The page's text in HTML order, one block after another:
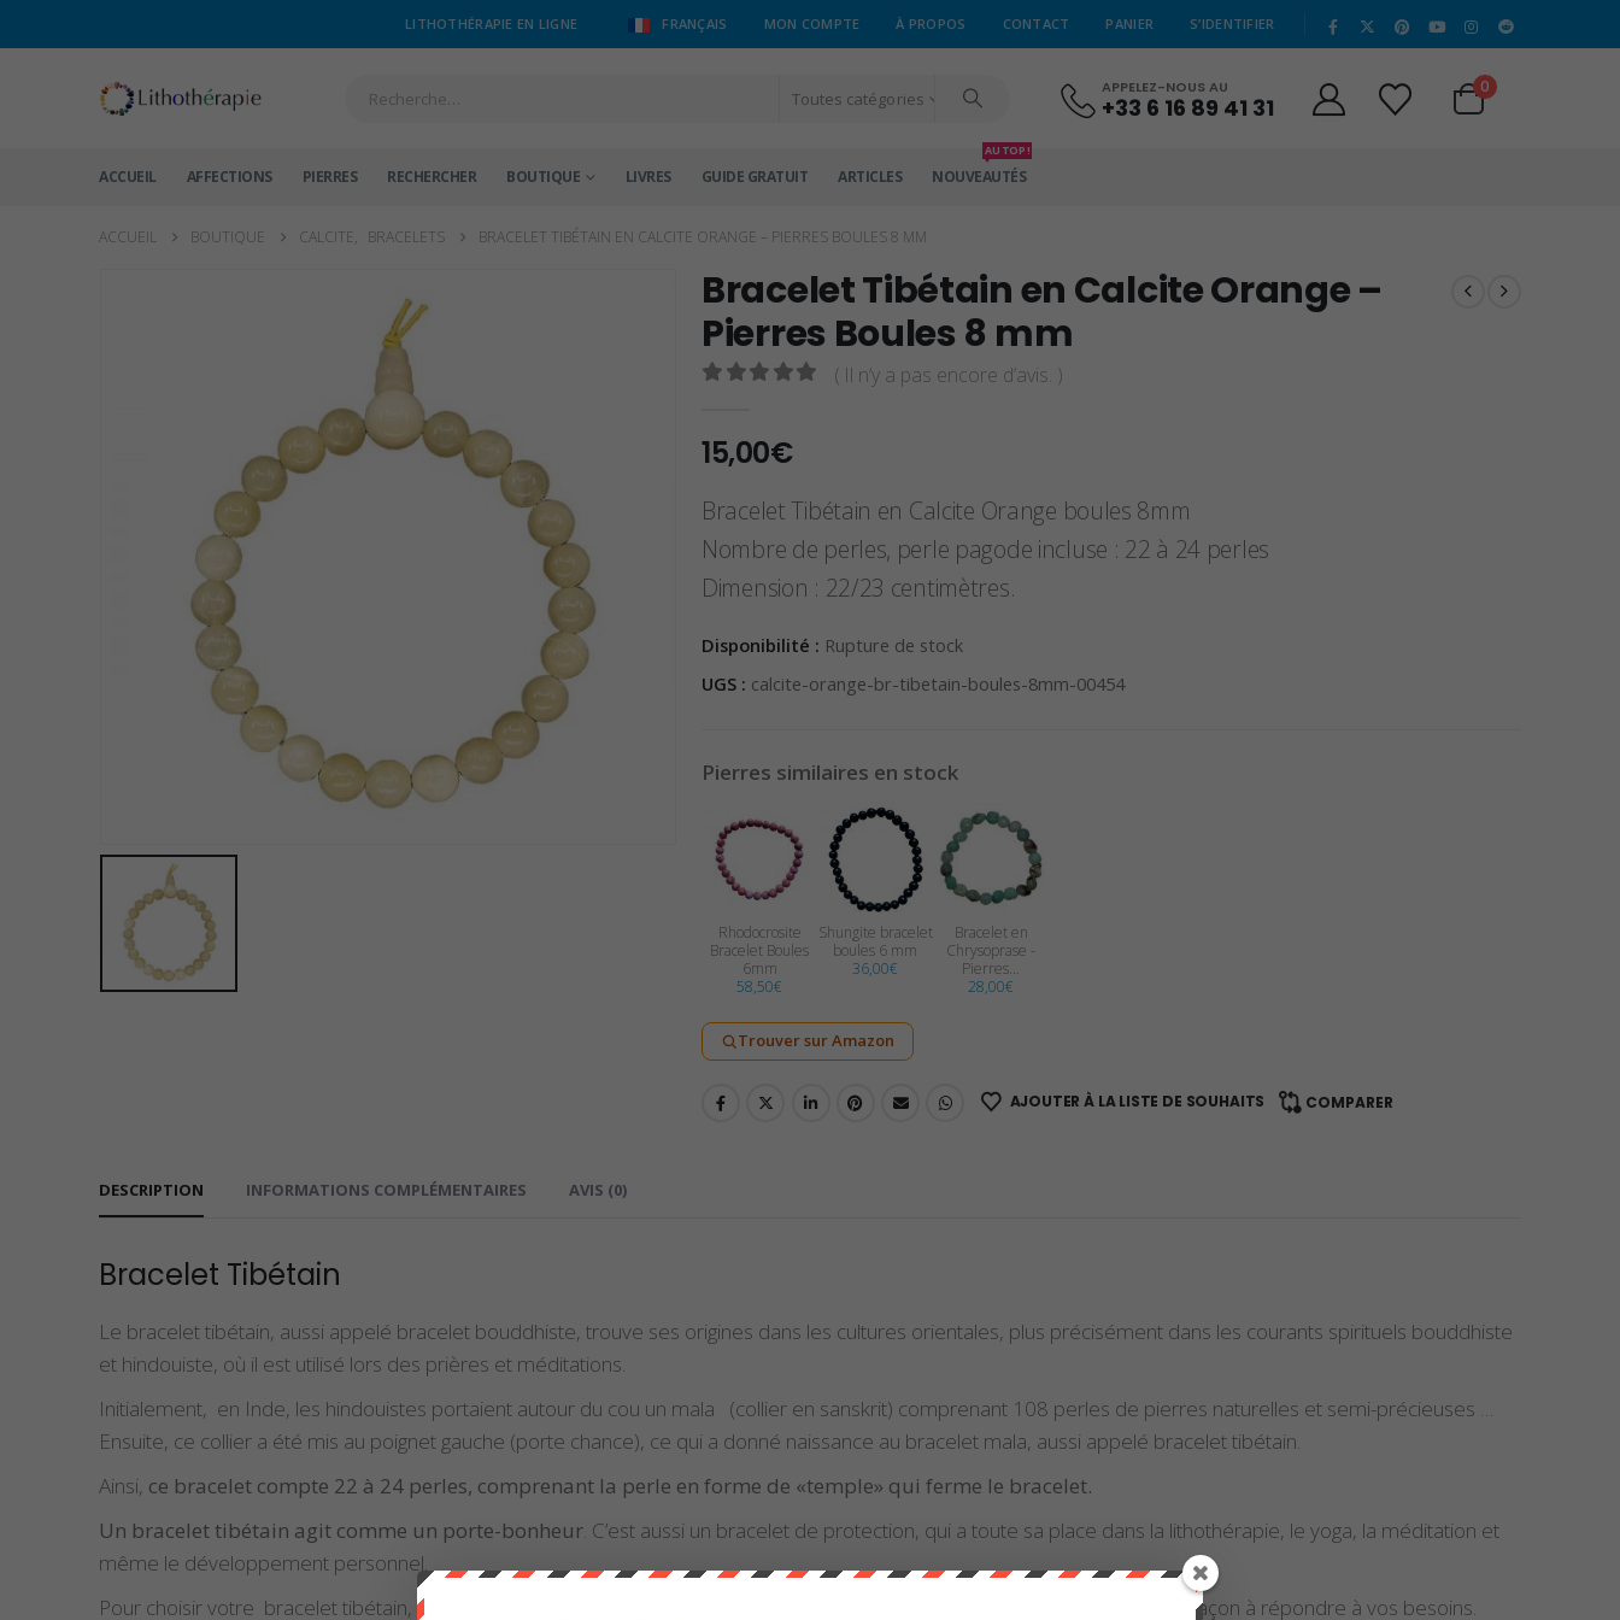
LITHOTHÉRAPIE EN LIGNE FRANÇAIS MON COMPTE À PROPOS CONTACT PANIER S’IDENTIFIER
Toutes catégories
APPELEZ-NOUS AU
+33 6 16 89 41 31
0
ACCUEIL AFFECTIONS PIERRES RECHERCHER BOUTIQUE LIVRES GUIDE GRATUIT ARTICLES NOUVEAUTÉS
AU TOP !
ACCUEIL BOUTIQUE CALCITE, BRACELETS BRACELET TIBÉTAIN EN CALCITE ORANGE – PIERRES BOULES 8 MM
Bracelet Tibétain en Calcite Orange –
Pierres Boules 8 mm
( Il n’y a pas encore d’avis. )
15,00€
Bracelet Tibétain en Calcite Orange boules 8mm
Nombre de perles, perle pagode incluse : 22 à 24 perles
Dimension : 22/23 centimètres.
Disponibilité : Rupture de stock
UGS : calcite-orange-br-tibetain-boules-8mm-00454
Pierres similaires en stock
Rhodocrosite
Bracelet Boules
6mm
58,50€
Shungite bracelet
boules 6 mm
36,00€
Bracelet en
Chrysoprase -
Pierres…
28,00€
Trouver sur Amazon
AJOUTER À LA LISTE DE SOUHAITS COMPARER
DESCRIPTION INFORMATIONS COMPLÉMENTAIRES AVIS (0)
Bracelet Tibétain
Le bracelet tibétain, aussi appelé bracelet bouddhiste, trouve ses origines dans les cultures orientales, plus précisément dans les courants spirituels bouddhiste
et hindouiste, où il est utilisé lors des prières et méditations.
Initialement, en Inde, les hindouistes portaient autour du cou un mala (collier en sanskrit) comprenant 108 perles de pierres naturelles et semi-précieuses …
Ensuite, ce collier a été mis au poignet gauche (porte chance), ce qui a donné naissance au bracelet mala, aussi appelé bracelet tibétain.
Ainsi, ce bracelet compte 22 à 24 perles, comprenant la perle en forme de «temple» qui ferme le bracelet.
Un bracelet tibétain agit comme un porte-bonheur. C’est aussi un bracelet de protection, qui a toute sa place dans la lithothérapie, le yoga, la méditation et
même le développement personnel.
Pour choisir votre bracelet tibétain, il est important d’étudier la signification et les vertus des pierres dont il se compose, de façon à répondre à vos besoins.